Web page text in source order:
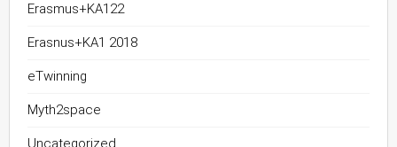
Erasmus+KA122
Erasnus+KA1 2018
eTwinning
Myth2space
Uncategorized